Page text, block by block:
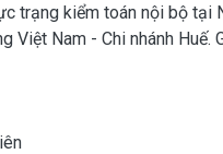
trạng kiểm toán nội bộ tại
Việt Nam - Chi nhánh Huế.